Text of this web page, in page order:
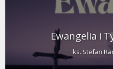
Ewangelia i
ks. Stefan